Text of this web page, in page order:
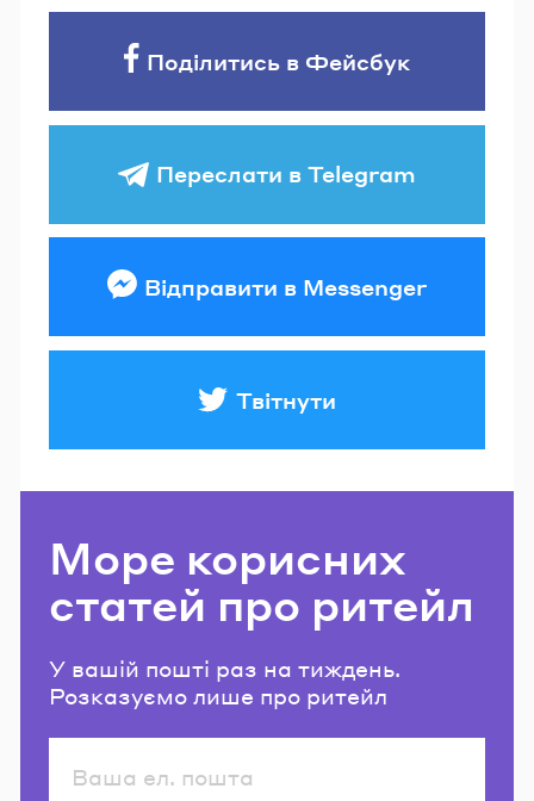
Поділитись в Фейсбук
Переслати в Telegram
Відправити в Messenger
Твітнути
Море корисних
статей про ритейл
У вашій пошті раз на тиждень.
Розказуємо лише про ритейл